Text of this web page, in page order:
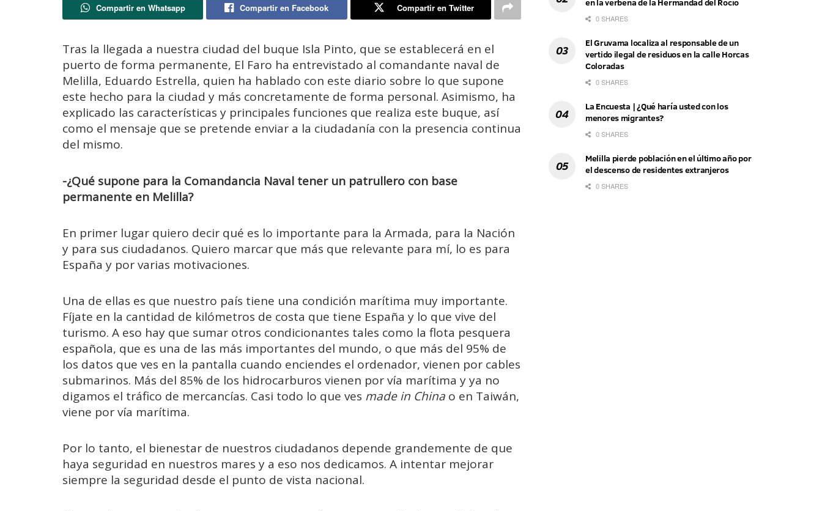
Compartir en Whatsapp Compartir en Facebook Compartir en Twitter
Tras la llegada a nuestra ciudad del buque Isla Pinto, que se establecerá en el
puerto de forma permanente, El Faro ha entrevistado al comandante naval de
Melilla, Eduardo Estrella, quien ha hablado con este diario sobre lo que supone
este hecho para la ciudad y más concretamente de forma personal. Asimismo, ha
explicado las características y principales funciones que realiza este buque, así
como el mensaje que se pretende enviar a la ciudadanía con la presencia continua
del mismo.
-¿Qué supone para la Comandancia Naval tener un patrullero con base
permanente en Melilla?
En primer lugar quiero decir qué es lo importante para la Armada, para la Nación
y para sus ciudadanos. Quiero marcar que más que relevante para mí, lo es para
España y por varias motivaciones.
Una de ellas es que nuestro país tiene una condición marítima muy importante.
Fíjate en la cantidad de kilómetros de costa que tiene España y lo que vive del
turismo. A eso hay que sumar otros condicionantes tales como la flota pesquera
española, que es una de las más importantes del mundo, o que más del 95% de
los datos que ves en la pantalla cuando enciendes el ordenador, vienen por cables
submarinos. Más del 85% de los hidrocarburos vienen por vía marítima y ya no
digamos el tráfico de mercancías. Casi todo lo que ves made in China o en Taiwán,
viene por vía marítima.
Por lo tanto, el bienestar de nuestros ciudadanos depende grandemente de que
haya seguridad en nuestros mares y a eso nos dedicamos. A intentar mejorar
siempre la seguridad desde el punto de vista nacional.
en la verbena de la Hermandad del Rocío
0 SHARES
El Gruvama localiza al responsable de un
vertido ilegal de residuos en la calle Horcas
Coloradas
0 SHARES
La Encuesta | ¿Qué haría usted con los
menores migrantes?
0 SHARES
Melilla pierde población en el último año por
el descenso de residentes extranjeros
0 SHARES